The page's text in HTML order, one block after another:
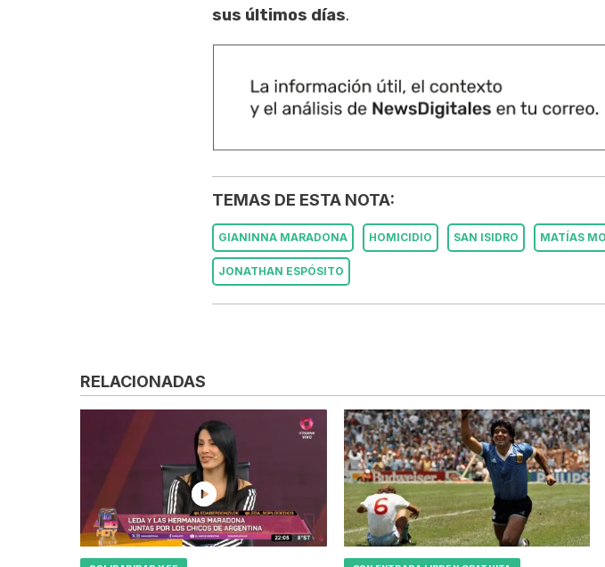
sus últimos días.
TEMAS DE ESTA NOTA:
GIANINNA MARADONA HOMICIDIO SAN ISIDRO MATÍAS
JONATHAN ESPÓSITO
RELACIONADAS